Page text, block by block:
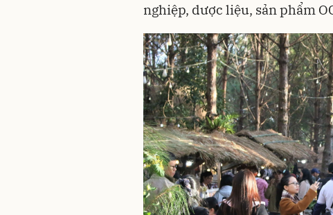
nghiệp, dược liệu, sản phẩm